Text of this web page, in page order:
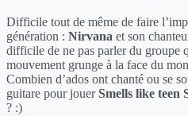
Difficile tout de même de faire
génération : Nirvana et son
difficile de ne pas parler du groupe
mouvement grunge à la face du
Combien d’ados ont chanté ou se
guitare pour jouerSmells like teen
? :)